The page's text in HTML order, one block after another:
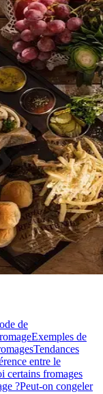
de
Exemples de
Tendances
entre le
certains fromages
?Peut-on congeler